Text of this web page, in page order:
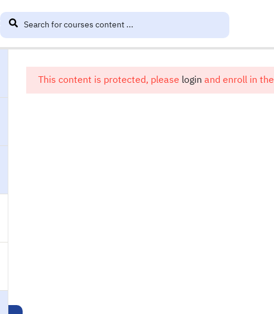
This content is protected, please loginand enroll in